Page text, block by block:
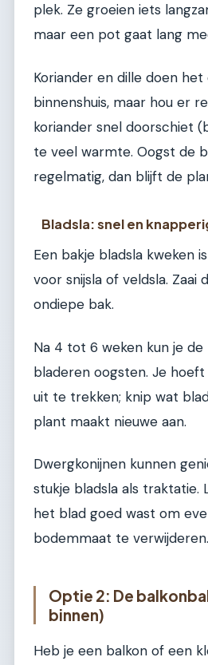
plek. Ze groeien iets
maar een pot gaat lang
Koriander en dille doen
binnenshuis, maar hou er
koriander snel doorschiet
te veel warmte. Oogst de
regelmatig, dan blijft de
Bladsla: snel en
Een bakje bladsla kweken
voor snijsla of veldsla. Zaai
ondiepe bak.
Na 4 tot 6 weken kun je
bladeren oogsten. Je
uit te trekken; knip wat
plant maakt nieuwe aan.
Dwergkonijnen kunnen
stukje bladsla als traktatie.
het blad goed wast om
bodemmaat te verwijderen.
Optie 2: De
binnen)
Heb je een balkon of een